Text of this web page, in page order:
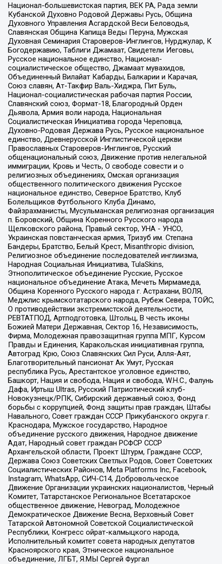
Национал-большевистская партия, ВЕК РА, Рада земли
Кубанской Духовно Родовой Державы Русь, Община
Духовного Управления Асгардской Веси Беловодья,
Славянская Община Капища Веды Перуна, Мужская
Духовная Семинария Староверов-Инглингов, Нурджулар, К
Богодержавию, Таблиги Джамаат, Свидетели Иеговы,
Русское национальное единство, Национал-
социалистическое общество, Джамаат мувахидов,
Объединенный Вилайат Кабарды, Балкарии и Карачая,
Союз славян, Ат-Такфир Валь-Хиджра, Пит Буль,
Национал-социалистическая рабочая партия России,
Славянский союз, Формат-18, Благородный Орден
Дьявола, Армия воли народа, Национальная
Социалистическая Инициатива города Череповца,
Духовно-Родовая Держава Русь, Русское национальное
единство, Древнерусской Инглистической церкви
Православных Староверов-Инглингов, Русский
общенациональный союз, Движение против нелегальной
иммиграции, Кровь и Честь, О свободе совести и о
религиозных объединениях, Омская организация
общественного политического движения Русское
национальное единство, Северное Братство, Клуб
Болельщиков Футбольного Клуба Динамо,
Файзрахманисты, Мусульманская религиозная организация
п. Боровский, Община Коренного Русского народа
Щелковского района, Правый сектор, УНА - УНСО,
Украинская повстанческая армия, Тризуб им. Степана
Бандеры, Братство, Белый Крест, Misanthropic division,
Религиозное объединение последователей инглиизма,
Народная Социальная Инициатива, TulaSkins,
Этнополитическое объединение Русские, Русское
национальное объединение Атака, Мечеть Мирмамеда,
Община Коренного Русского народа г. Астрахани, ВОЛЯ,
Меджлис крымскотатарского народа, Рубеж Севера, ТОЙС,
О противодействии экстремистской деятельности,
РЕВТАТПОД, Артподготовка, Штольц, В честь иконы
Божией Матери Державная, Сектор 16, Независимость,
Фирма, Молодежная правозащитная группа МПГ, Курсом
Правды и Единения, Каракольская инициативная группа,
Автоград Крю, Союз Славянских Сил Руси, Алля-Аят,
Благотворительный пансионат Ак Умут, Русская
республика Русь, Арестантское уголовное единство,
Башкорт, Нация и свобода, Нация и свобода, W.H.С., Фалунь
Дафа, Иртыш Ultras, Русский Патриотический клуб-
Новокузнецк/РПК, Сибирский державный союз, Фонд
борьбы с коррупцией, Фонд защиты прав граждан, Штабы
Навального, Совет граждан СССР Прикубанского округа г.
Краснодара, Мужское государство, Народное
объединение русского движения, Народное движение
Адат, Народный совет граждан РСФСР СССР
Архангельской области, Проект Штурм, Граждане СССР,
Держава Союз Советских Светлых Родов, Совет Советских
Социалистических Районов, Meta Platforms Inc, Facebook,
Instagram, WhatsApp, СИЧ-С14, Добровольческое
Движение Организации украинских националистов, Черный
Комитет, Татарстанское Региональное Всетатарское
общественное движение, Невоград, Молодежное
Демократическое Движение Весна, Верховный Совет
Татарской Автономной Советской Социалистической
Республики, Конгресс ойрат-калмыцкого народа,
Исполнительный комитет совета народных депутатов
Красноярского края, Этническое национальное
объединение, ЛГБТ, Я.МЫ Сергей Фургал